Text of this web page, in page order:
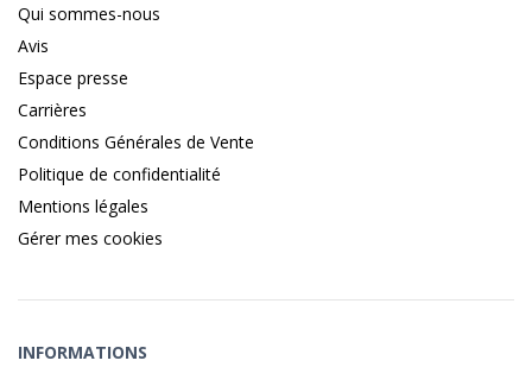
Qui sommes-nous
Avis
Espace presse
Carrières
Conditions Générales de Vente
Politique de confidentialité
Mentions légales
Gérer mes cookies
INFORMATIONS